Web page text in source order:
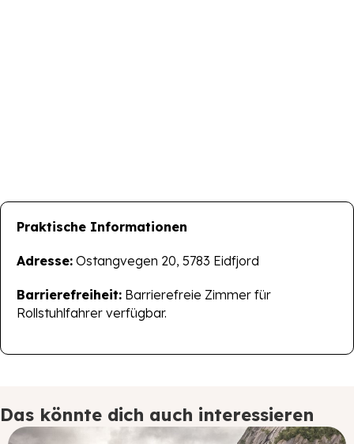
Praktische Informationen
Adresse: Ostangvegen 20, 5783 Eidfjord
Barrierefreiheit: Barrierefreie Zimmer für
Rollstuhlfahrer verfügbar.
Das könnte dich auch interessieren